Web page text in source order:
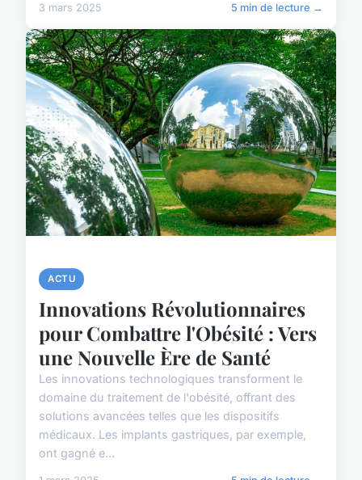
3 mars 2025 5 min de lecture →
ACTU
Innovations Révolutionnaires
pour Combattre l'Obésité : Vers
une Nouvelle Ère de Santé
Les innovations technologiques transforment le
domaine du traitement de l'obésité, offrant des
solutions avancées telles que les dispositifs
médicaux. Les implants gastriques, par exemple,
ont gagné e...